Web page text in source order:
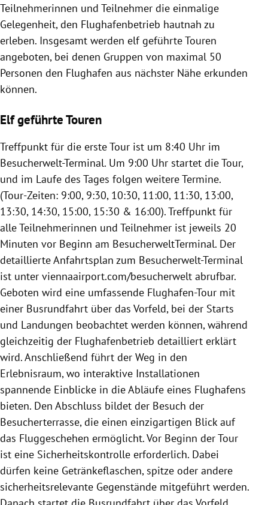
Teilnehmerinnen und Teilnehmer die einmalige
Gelegenheit, den Flughafenbetrieb hautnah zu
erleben. Insgesamt werden elf geführte Touren
angeboten, bei denen Gruppen von maximal 50
Personen den Flughafen aus nächster Nähe erkunden
können.
Elf geführte Touren
Treffpunkt für die erste Tour ist um 8:40 Uhr im
Besucherwelt-Terminal. Um 9:00 Uhr startet die Tour,
und im Laufe des Tages folgen weitere Termine.
(Tour-Zeiten: 9:00, 9:30, 10:30, 11:00, 11:30, 13:00,
13:30, 14:30, 15:00, 15:30 & 16:00). Treffpunkt für
alle Teilnehmerinnen und Teilnehmer ist jeweils 20
Minuten vor Beginn am BesucherweltTerminal. Der
detaillierte Anfahrtsplan zum Besucherwelt-Terminal
ist unter viennaairport.com/besucherwelt abrufbar.
Geboten wird eine umfassende Flughafen-Tour mit
einer Busrundfahrt über das Vorfeld, bei der Starts
und Landungen beobachtet werden können, während
gleichzeitig der Flughafenbetrieb detailliert erklärt
wird. Anschließend führt der Weg in den
Erlebnisraum, wo interaktive Installationen
spannende Einblicke in die Abläufe eines Flughafens
bieten. Den Abschluss bildet der Besuch der
Besucherterrasse, die einen einzigartigen Blick auf
das Fluggeschehen ermöglicht. Vor Beginn der Tour
ist eine Sicherheitskontrolle erforderlich. Dabei
dürfen keine Getränkeflaschen, spitze oder andere
sicherheitsrelevante Gegenstände mitgeführt werden.